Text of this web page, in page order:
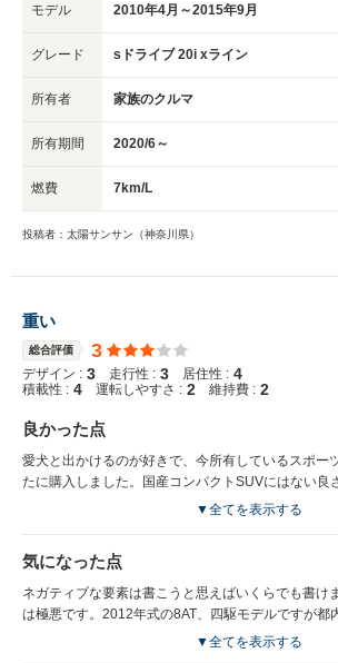
モデル 2010年4月～2015年9月
グレード sドライブ 20i xライン
所有者 家族のクルマ
所有期間 2020/6～
燃費 7km/L
投稿者：太陽サンサン（神奈川県）
重い
総合評価 3
デザイン : 3 走行性 : 3 居住性 : 4
積載性 : 4 運転しやすさ : 2 維持費 : 2
良かった点
愛犬と出かけるのが好きで、今所有しているスポー
たに購入しました。国産コンパクトSUVにはない良
なり安くなってきていて、外装内装4.5で走行1万キ
ばして車中泊も可能です。 車高がギリギリ155なので立体駐車場も可能で
す。 2Lなので税金も安いです。
▼全てを表示する
気になった点
ネガティブな要素は書こうと思えばいくらでも書け
は極悪です。2012年式の8AT、四駆モデルですが都
は、60L満タンで400キロも走りません。満タンから
▼全てを表示する